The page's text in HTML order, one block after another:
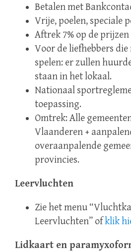
Betalen met
Vrije, poelen, speciale
Aftrek 7% op de
Voor de liefhebbers
spelen: er zullen
staan in het lokaal.
Nationaal
toepassing.
Omtrek: Alle
Vlaanderen +
overaanpalende
provincies.
Leervluchten
Zie het menu
Leervluchten” ofklik
Lidkaart en